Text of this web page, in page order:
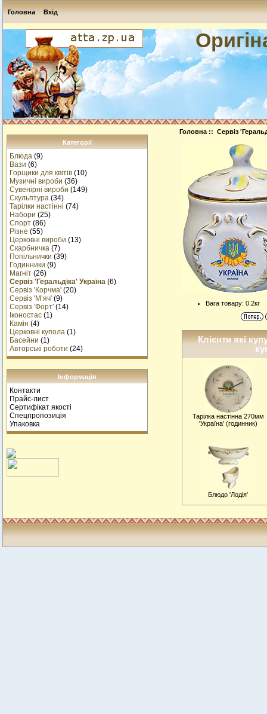
Головна Вхід
Категорії
Блюда (9)
Вази (6)
Горщики для квітів (10)
Музичнi вироби (36)
Сувенірні вироби (149)
Скульптура (34)
Тарілки настінні (74)
Набори (25)
Спорт (86)
Різне (55)
Церковні вироби (13)
Cкарбничка (7)
Попільнички (39)
Годинники (9)
Магніт (26)
Сервіз 'Геральдіка' Україна (6)
Сервіз 'Корчма' (20)
Сервіз 'М’яч' (9)
Сервіз 'Форт' (14)
Іконостас (1)
Камін (4)
Церковні купола (1)
Басейни (1)
Авторські роботи (24)
Інформація
Контакти
Прайс-лист
Сертифікат якості
Спецпропозиція
Упаковка
Головна ::Сервіз
Вага товару: 0.2кг
Клієнти які
Тарiлка настiнна 270мм
'Україна' (годинник)
Блюдо 'Лодія'